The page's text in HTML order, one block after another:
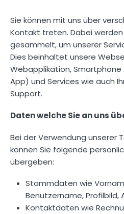
Sie können mit uns über
Kontakt treten. Dabei
gesammelt, um unserer
Dies beinhaltet unsere
Webapplikation,
App) und Services wie auch
Support.
Daten welche Sie an uns
Bei der Verwendung unserer
können Sie folgende
übergeben:
Stammdaten wie
Benutzername, Profilbild,
Kontaktdaten wie